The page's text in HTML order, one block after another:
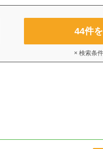
44件
× 検索条